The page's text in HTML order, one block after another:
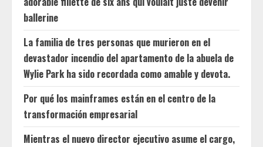
ballerine
La familia de tres personas que murieron en el
devastador incendio del apartamento de la abuela de
Wylie Park ha sido recordada como amable y devota.
Por qué los mainframes están en el centro de la
transformación empresarial
Mientras el nuevo director ejecutivo asume el cargo,